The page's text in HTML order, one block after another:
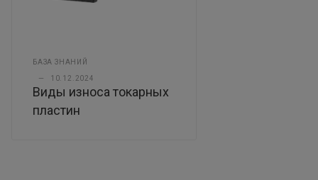
БАЗА ЗНАНИЙ
— 10.12.2024
Виды износа токарных
пластин